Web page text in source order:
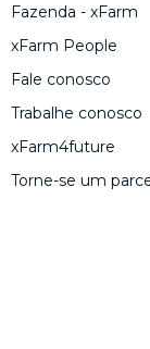
Fazenda - xFarm
xFarm People
Fale conosco
Trabalhe conosco
xFarm4future
Torne-se um